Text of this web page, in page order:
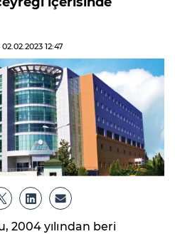
12:47
2004 yılından beri